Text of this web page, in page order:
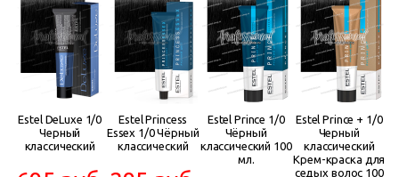
Estel DeLuxe 1/0
Черный
классический
Estel Princess
Essex 1/0 Чёрный
классический
Estel Prince 1/0
Чёрный
классический 100
мл.
Estel Prince + 1/0
Черный
классический
Крем-краска для
седых волос 100